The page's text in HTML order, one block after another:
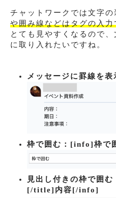
チャットワークでは文字の
や囲み線などはタグの入
とても見やすくなるので
に取り入れたいですね。
メッセージに罫線を表
枠で囲む： [info]枠で
見出し付きの枠で囲む
[/title]内容[/info]